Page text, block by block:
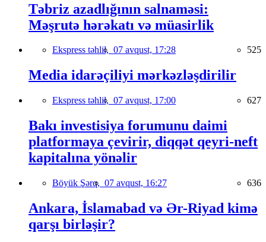
Təbriz azadlığının salnaməsi:
Məşrutə hərəkatı və müasirlik
Ekspress təhlil, 07 avqust, 17:28 525
Media idarəçiliyi mərkəzləşdirilir
Ekspress təhlil, 07 avqust, 17:00 627
Bakı investisiya forumunu daimi
platformaya çevirir, diqqət qeyri-neft
kapitalına yönəlir
Böyük Şərq, 07 avqust, 16:27 636
Ankara, İslamabad və Ər-Riyad kimə
qarşı birləşir?